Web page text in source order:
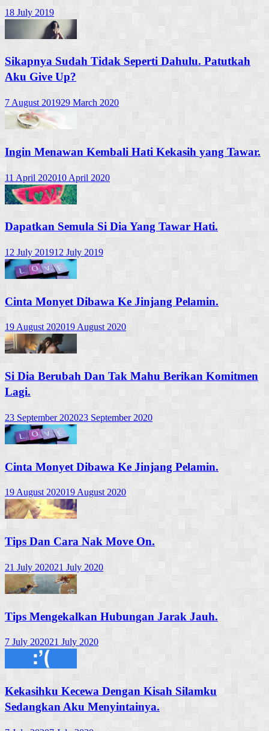
18 July 2019
Sikapnya Sudah Tidak Seperti Dahulu. Patutkah
Aku Give Up?
7 August 201929 March 2020
Ingin Menawan Kembali Hati Kekasih yang Tawar.
11 April 202010 April 2020
Dapatkan Semula Si Dia Yang Tawar Hati.
12 July 201912 July 2019
Cinta Monyet Dibawa Ke Jinjang Pelamin.
19 August 202019 August 2020
Si Dia Berubah Dan Tak Mahu Berikan Komitmen
Lagi.
23 September 202023 September 2020
Cinta Monyet Dibawa Ke Jinjang Pelamin.
19 August 202019 August 2020
Tips Dan Cara Nak Move On.
21 July 202021 July 2020
Tips Mengekalkan Hubungan Jarak Jauh.
7 July 202021 July 2020
Kekasihku Kecewa Dengan Kisah Silamku
Sedangkan Aku Menyintainya.